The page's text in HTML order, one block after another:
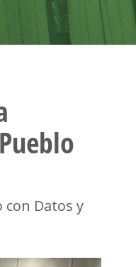
Datos y